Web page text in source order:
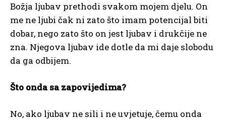
Božja ljubav prethodi svakom mojem djelu. On
me ne ljubi čak ni zato što imam potencijal biti
dobar, nego zato što on jest ljubav i drukčije ne
zna. Njegova ljubav ide dotle da mi daje slobodu
da ga odbijem.
Što onda sa zapovijedima?
No, ako ljubav ne sili i ne uvjetuje, čemu onda